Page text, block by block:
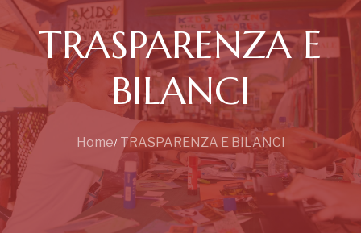
TRASPARENZA E
BILANCI
Home TRASPARENZA E BILANCI